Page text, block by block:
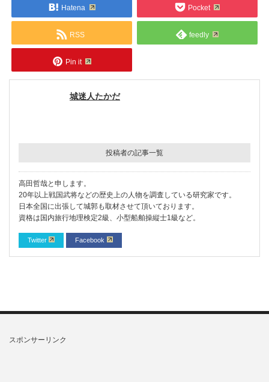
Hatena Pocket
RSS feedly
Pin it
城迷人たかだ
投稿者の記事一覧
高田哲哉と申します。
20年以上戦国武将などの歴史上の人物を調査している研究家です。
日本全国に出張して城郭も取材させて頂いております。
資格は国内旅行地理検定2級、小型船舶操縦士1級など。
Twitter Facebook
スポンサーリンク